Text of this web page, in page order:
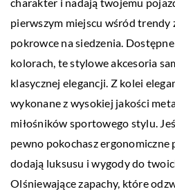
charakter i nadają twojemu
pierwszym miejscu wśród trendy
pokrowce na siedzenia.
kolorach, te stylowe akcesoria
klasycznej elegancji. Z kolei
wykonane z wysokiej jakości
miłośników sportowego stylu.
pewno pokochasz
dodają luksusu i wygody do
Olśniewające zapachy, które